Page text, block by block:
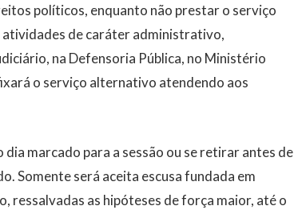
políticos, enquanto não prestar o serviço
de caráter administrativo,
na Defensoria Pública, no Ministério
o serviço alternativo atendendo aos
marcado para a sessão ou se retirar antes de
Somente será aceita escusa fundada em
as hipóteses de força maior, até o